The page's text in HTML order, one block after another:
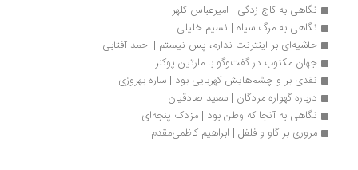
نگاهی به کاج زدگی | امیرعباس کلهر
نگاهی به مرگ سیاه | نسیم خلیلی
حاشیه‌ای بر اینترنت ندارم، پس نیستم | احمد آفتابی
جهان مکتوب در گفت‌وگو با مارتین پوکنر
نقدی بر و چشم‌هایش کهربایی بود | ساره بهروزی
درباره گهواره مردگان | سعید صادقیان
نگاهی به آنجا که وطن بود | مزدک پنجه‌ای
مروری بر گاو و فلفل | ابراهیم کاظمی‌مقدم